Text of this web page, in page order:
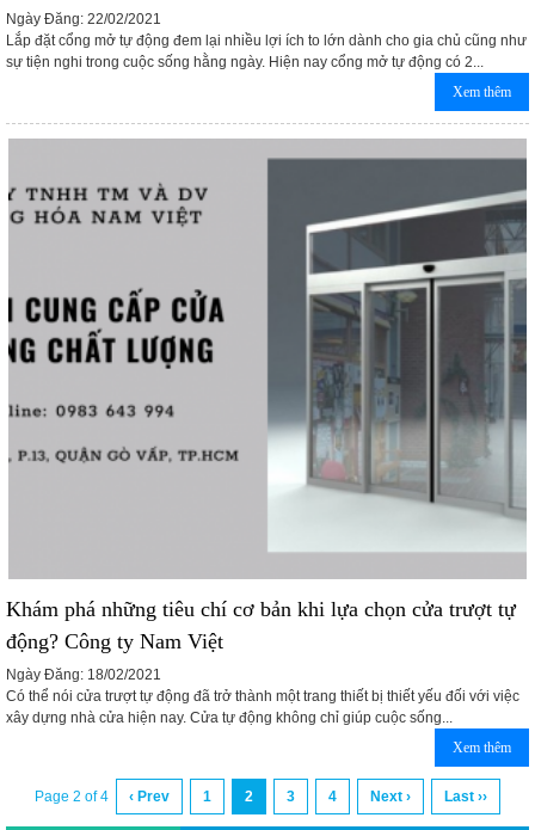
Ngày Đăng: 22/02/2021
Lắp đặt cổng mở tự động đem lại nhiều lợi ích to lớn dành cho gia chủ cũng như
sự tiện nghi trong cuộc sống hằng ngày. Hiện nay cổng mở tự động có 2...
Xem thêm
Khám phá những tiêu chí cơ bản khi lựa chọn cửa trượt tự
động? Công ty Nam Việt
Ngày Đăng: 18/02/2021
Có thể nói cửa trượt tự động đã trở thành một trang thiết bị thiết yếu đối với việc
xây dựng nhà cửa hiện nay. Cửa tự động không chỉ giúp cuộc sống...
Xem thêm
Page 2 of 4 ‹ Prev 1 2 3 4 Next › Last ››